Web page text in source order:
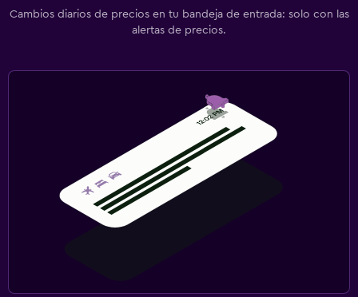
Cambios diarios de precios en tu bandeja de entrada: solo con las
alertas de precios.